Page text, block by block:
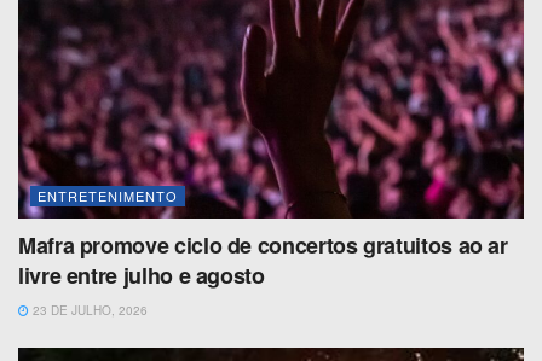
ENTRETENIMENTO
Mafra promove ciclo de concertos gratuitos ao ar
livre entre julho e agosto
23 DE JULHO, 2026